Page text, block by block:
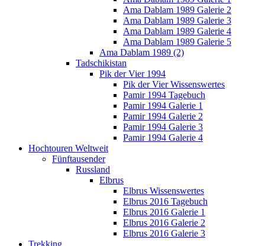
Ama Dablam 1989 Galerie 2
Ama Dablam 1989 Galerie 3
Ama Dablam 1989 Galerie 4
Ama Dablam 1989 Galerie 5
Ama Dablam 1989 (2)
Tadschikistan
Pik der Vier 1994
Pik der Vier Wissenswertes
Pamir 1994 Tagebuch
Pamir 1994 Galerie 1
Pamir 1994 Galerie 2
Pamir 1994 Galerie 3
Pamir 1994 Galerie 4
Hochtouren Weltweit
Fünftausender
Russland
Elbrus
Elbrus Wissenswertes
Elbrus 2016 Tagebuch
Elbrus 2016 Galerie 1
Elbrus 2016 Galerie 2
Elbrus 2016 Galerie 3
Trekking